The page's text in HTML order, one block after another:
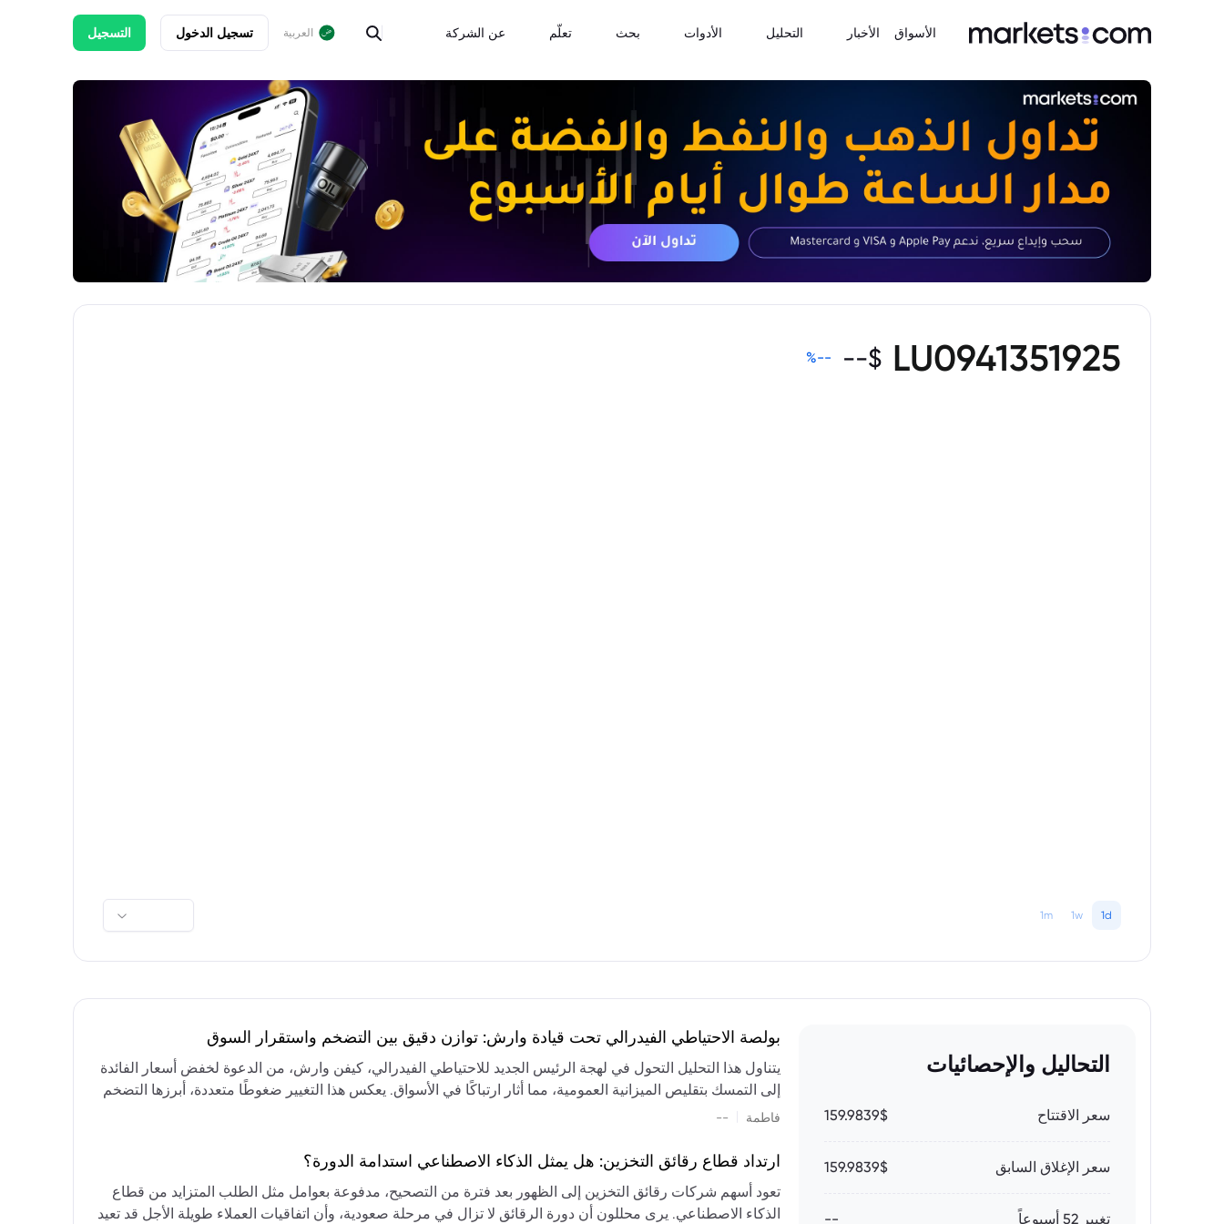
الأسواق الأخبار التحليل الأدوات بحث تعلّم عن الشركة العربية تسجيل الدخول التسجيل
LU0941351925
$
--
--
%
1d
1w
1m
التحاليل والإحصائيات
سعر الاقتتاح 159.9839$
سعر الإغلاق السابق 159.9839$
تغيير 52 أسبوعاً --
بولصة الاحتياطي الفيدرالي تحت قيادة وارش: توازن دقيق بين التضخم واستقرار السوق
يتناول هذا التحليل التحول في لهجة الرئيس الجديد للاحتياطي الفيدرالي، كيفن وارش، من الدعوة لخفض أسعار الفائدة
إلى التمسك بتقليص الميزانية العمومية، مما أثار ارتباكًا في الأسواق. يعكس هذا التغيير ضغوطًا متعددة، أبرزها التضخم
المستمر، والعجز المالي الكبير، والتوترات الجيوسياسية في الشرق الأوسط، التي تقيد خيارات خفض الفائدة أو خفض
وتجنب التدابير الاستفزازية التي قد تزعزع استقرار السوق.
فاطمة --
ارتداد قطاع رقائق التخزين: هل يمثل الذكاء الاصطناعي استدامة الدورة؟
تعود أسهم شركات رقائق التخزين إلى الظهور بعد فترة من التصحيح، مدفوعة بعوامل مثل الطلب المتزايد من قطاع
الذكاء الاصطناعي. يرى محللون أن دورة الرقائق لا تزال في مرحلة صعودية، وأن اتفاقيات العملاء طويلة الأجل قد تعيد